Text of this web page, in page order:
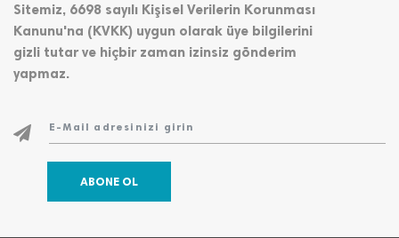
Sitemiz, 6698 sayılı Kişisel Verilerin Korunması
Kanunu'na (KVKK) uygun olarak üye bilgilerini
gizli tutar ve hiçbir zaman izinsiz gönderim
yapmaz.
ABONE OL